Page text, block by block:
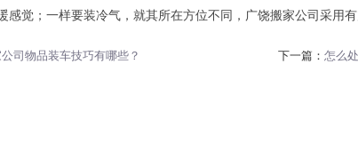
感觉；一样要装冷气，就其所在方位不同，广饶搬家公司采用
司物品装车技巧有哪些？ 下一篇： 怎么